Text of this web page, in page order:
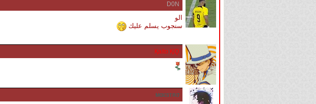
D0N
الو
سنجوب يسلم عليك
Қaito ҚiḒ
мαєѕтяσ